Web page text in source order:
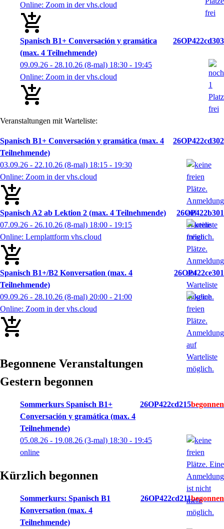
Online: Zoom in der vhs.cloud
Spanisch B1+ Conversación y gramática
(max. 4 Teilnehmende)
26OP422cd303
09.09.26 - 28.10.26 (8-mal) 18:30 - 19:45
Online: Zoom in der vhs.cloud
Veranstaltungen mit Warteliste:
Spanisch B1+ Conversación y gramática (max. 4
Teilnehmende)
26OP422cd302
03.09.26 - 22.10.26 (8-mal) 18:15 - 19:30
Online: Zoom in der vhs.cloud
Spanisch A2 ab Lektion 2 (max. 4 Teilnehmende)
26OP422b301
07.09.26 - 26.10.26 (8-mal) 18:00 - 19:15
Online: Lernplattform vhs.cloud
Spanisch B1+/B2 Konversation (max. 4
Teilnehmende)
26OP422ce301
09.09.26 - 28.10.26 (8-mal) 20:00 - 21:00
Online: Zoom in der vhs.cloud
Begonnene Veranstaltungen
Gestern begonnen
Sommerkurs Spanisch B1+
Conversación y gramática (max. 4
Teilnehmende)
26OP422cd215
05.08.26 - 19.08.26 (3-mal) 18:30 - 19:45
online
Kürzlich begonnen
Sommerkurs: Spanisch B1
Konversation (max. 4
Teilnehmende)
26OP422cd211